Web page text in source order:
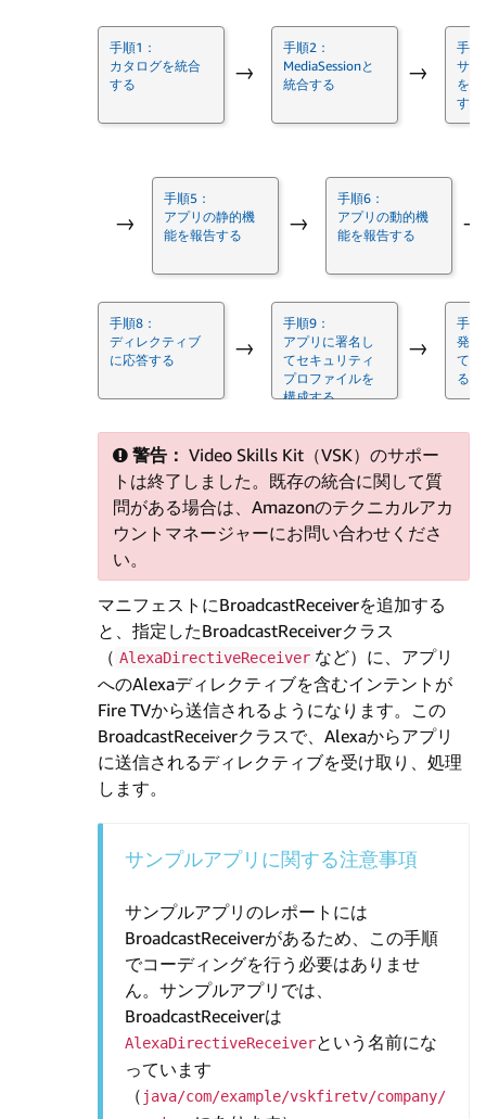
手順1：
カタログを統合
する
→
手順2：
MediaSessionと
統合する
→
手順
サン
を
する
→
手順5：
アプリの静的機
能を報告する
→
手順6：
アプリの動的機
能を報告する
→
手順8：
ディレクティブ
に応答する
→
手順9：
アプリに署名し
てセキュリティ
プロファイルを
構成する
→
手順
発話
てロ
る
警告： Video Skills Kit（VSK）のサポー
トは終了しました。既存の統合に関して質
問がある場合は、Amazonのテクニカルアカ
ウントマネージャーにお問い合わせくださ
い。
マニフェストにBroadcastReceiverを追加する
と、指定したBroadcastReceiverクラス
（ AlexaDirectiveReceiver など）に、アプリ
へのAlexaディレクティブを含むインテントが
Fire TVから送信されるようになります。この
BroadcastReceiverクラスで、Alexaからアプリ
に送信されるディレクティブを受け取り、処理
します。
サンプルアプリに関する注意事項
サンプルアプリのレポートには
BroadcastReceiverがあるため、この手順
でコーディングを行う必要はありませ
ん。サンプルアプリでは、
BroadcastReceiverは
AlexaDirectiveReceiverという名前にな
っています
（ java/com/example/vskfiretv/company/